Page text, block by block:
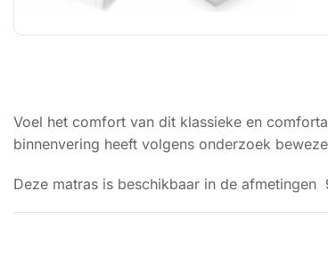
Voel het comfort van dit klassieke en
binnenvering heeft volgens onderzoek
Deze matras is beschikbaar in de afmetingen